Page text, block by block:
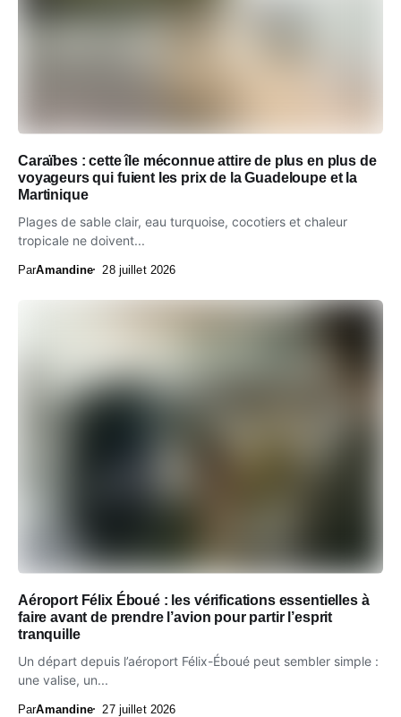
Caraïbes : cette île méconnue attire de plus en plus de
voyageurs qui fuient les prix de la Guadeloupe et la
Martinique
Plages de sable clair, eau turquoise, cocotiers et chaleur
tropicale ne doivent...
ParAmandine 28 juillet 2026
Aéroport Félix Éboué : les vérifications essentielles à
faire avant de prendre l’avion pour partir l’esprit
tranquille
Un départ depuis l’aéroport Félix-Éboué peut sembler simple :
une valise, un...
ParAmandine 27 juillet 2026